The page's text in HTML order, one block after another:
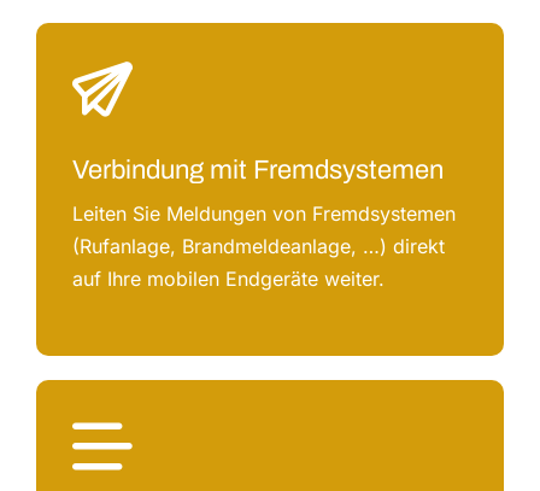
Verbindung mit Fremdsystemen
Leiten Sie Meldungen von Fremdsystemen
(Rufanlage, Brandmeldeanlage, …) direkt
auf Ihre mobilen Endgeräte weiter.